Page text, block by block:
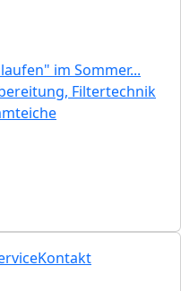
im Sommer...
Filtertechnik
Kontakt